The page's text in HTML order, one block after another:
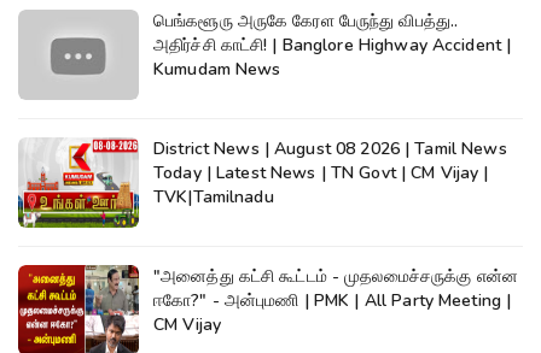
பெங்களூரு அருகே கேரள பேருந்து விபத்து..
அதிர்ச்சி காட்சி! | Banglore Highway Accident |
Kumudam News
District News | August 08 2026 | Tamil News
Today | Latest News | TN Govt | CM Vijay |
TVK|Tamilnadu
"அனைத்து கட்சி கூட்டம் - முதலமைச்சருக்கு என்ன
ஈகோ?" - அன்புமணி | PMK | All Party Meeting |
CM Vijay